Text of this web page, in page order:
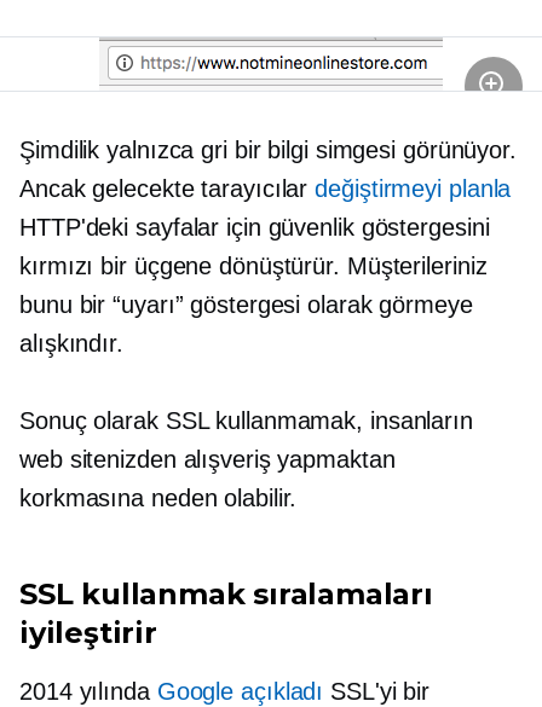
Şimdilik yalnızca gri bir bilgi simgesi görünüyor.
Ancak gelecekte tarayıcılardeğiştirmeyi planla
HTTP'deki sayfalar için güvenlik göstergesini
kırmızı bir üçgene dönüştürür. Müşterileriniz
bunu bir “uyarı” göstergesi olarak görmeye
alışkındır.
Sonuç olarak SSL kullanmamak, insanların
web sitenizden alışveriş yapmaktan
korkmasına neden olabilir.
SSL kullanmak sıralamaları
iyileştirir
2014 yılında Google açıkladı SSL'yi bir